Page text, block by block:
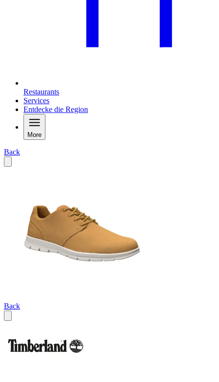
Restaurants
Services
Entdecke die Region
More
Back
Back